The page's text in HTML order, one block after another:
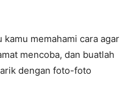
memahami cara agar
mencoba, dan buatlah
dengan foto-foto